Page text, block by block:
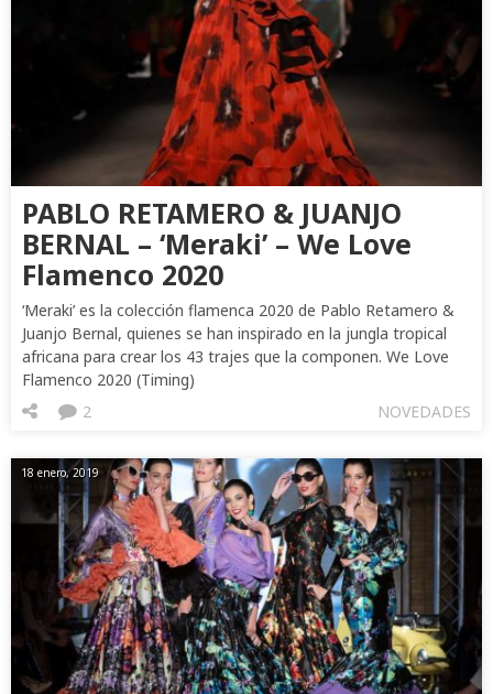
PABLO RETAMERO & JUANJO
BERNAL – ‘Meraki’ – We Love
Flamenco 2020
‘Meraki’ es la colección flamenca 2020 de Pablo Retamero &
Juanjo Bernal, quienes se han inspirado en la jungla tropical
africana para crear los 43 trajes que la componen. We Love
Flamenco 2020 (Timing)
NOVEDADES
2
18 enero, 2019